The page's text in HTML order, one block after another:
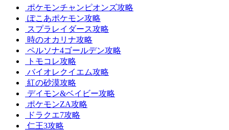
ポケモンチャンピオンズ攻略
ぽこあポケモン攻略
スプラレイダース攻略
時のオカリナ攻略
ペルソナ4ゴールデン攻略
トモコレ攻略
バイオレクイエム攻略
紅の砂漠攻略
デイモン&ベイビー攻略
ポケモンZA攻略
ドラクエ7攻略
仁王3攻略